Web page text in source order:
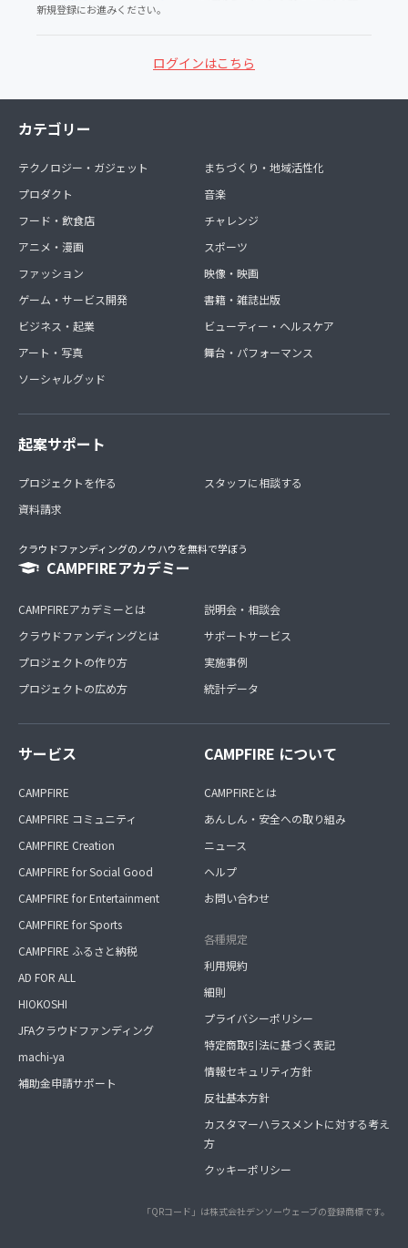
新規登録にお進みください。
ログインはこちら
カテゴリー
テクノロジー・ガジェット
プロダクト
フード・飲食店
アニメ・漫画
ファッション
ゲーム・サービス開発
ビジネス・起業
アート・写真
ソーシャルグッド
まちづくり・地域活性化
音楽
チャレンジ
スポーツ
映像・映画
書籍・雑誌出版
ビューティー・ヘルスケア
舞台・パフォーマンス
起案サポート
プロジェクトを作る
資料請求
スタッフに相談する
クラウドファンディングのノウハウを無料で学ぼう
CAMPFIREアカデミー
CAMPFIREアカデミーとは
クラウドファンディングとは
プロジェクトの作り方
プロジェクトの広め方
説明会・相談会
サポートサービス
実施事例
統計データ
サービス
CAMPFIRE
CAMPFIRE コミュニティ
CAMPFIRE Creation
CAMPFIRE for Social Good
CAMPFIRE for Entertainment
CAMPFIRE for Sports
CAMPFIRE ふるさと納税
AD FOR ALL
HIOKOSHI
JFAクラウドファンディング
machi-ya
補助金申請サポート
CAMPFIRE について
CAMPFIREとは
あんしん・安全への取り組み
ニュース
ヘルプ
お問い合わせ
各種規定
利用規約
細則
プライバシーポリシー
特定商取引法に基づく表記
情報セキュリティ方針
反社基本方針
カスタマーハラスメントに対する考え
方
クッキーポリシー
「QRコード」は株式会社デンソーウェーブの登録商標です。